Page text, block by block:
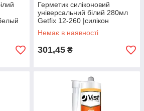
Герметик силіконовий
універсальний білий 280мл
Getfix 12-260 |силікон
Герметик силиконовый
универсальный белый 280мл
Немає в наявності
301,45 ₴